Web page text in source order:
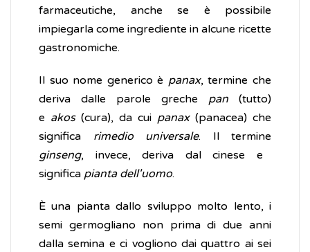
farmaceutiche, anche se è possibile
impiegarla come ingrediente in alcune ricette
gastronomiche.
Il suo nome generico è panax, termine che
deriva dalle parole greche pan (tutto)
e akos(cura), da cui panax(panacea) che
significa rimedio universale. Il termine
ginseng, invece, deriva dal cinese e
significa pianta dell'uomo.
È una pianta dallo sviluppo molto lento, i
semi germogliano non prima di due anni
dalla semina e ci vogliono dai quattro ai sei